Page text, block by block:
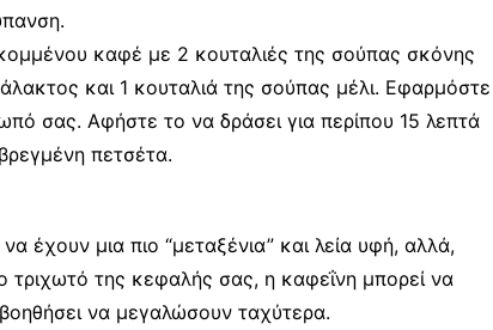
καφέ με 2 κουταλιές της σούπας σκόνης
και 1 κουταλιά της σούπας μέλι. Εφαρμόστε
σας. Αφήστε το να δράσει για περίπου 15 λεπτά
πετσέτα.
έχουν μια πιο “μεταξένια” και λεία υφή, αλλά,
της κεφαλής σας, η καφεΐνη μπορεί να
να μεγαλώσουν ταχύτερα.